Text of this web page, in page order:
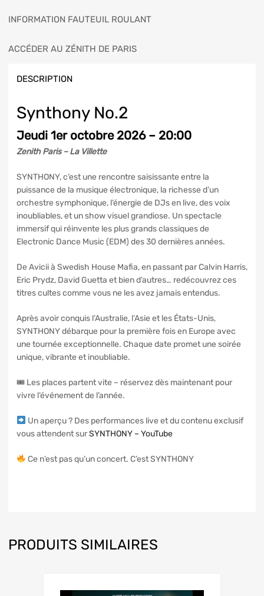
INFORMATION FAUTEUIL ROULANT
ACCÉDER AU ZÉNITH DE PARIS
DESCRIPTION
Synthony No.2
Jeudi 1er octobre 2026 – 20:00
Zenith Paris – La Villette
SYNTHONY, c’est une rencontre saisissante entre la
puissance de la musique électronique, la richesse d’un
orchestre symphonique, l’énergie de DJs en live, des voix
inoubliables, et un show visuel grandiose. Un spectacle
immersif qui réinvente les plus grands classiques de
Electronic Dance Music (EDM) des 30 dernières années.
De Avicii à Swedish House Mafia, en passant par Calvin Harris,
Eric Prydz, David Guetta et bien d’autres… redécouvrez ces
titres cultes comme vous ne les avez jamais entendus.
Après avoir conquis l’Australie, l’Asie et les États-Unis,
SYNTHONY débarque pour la première fois en Europe avec
une tournée exceptionnelle. Chaque date promet une soirée
unique, vibrante et inoubliable.
🎟 Les places partent vite – réservez dès maintenant pour
vivre l’événement de l’année.
Un aperçu ? Des performances live et du contenu exclusif
vous attendent surSYNTHONY – YouTube
Ce n’est pas qu’un concert. C’est SYNTHONY
PRODUITS SIMILAIRES